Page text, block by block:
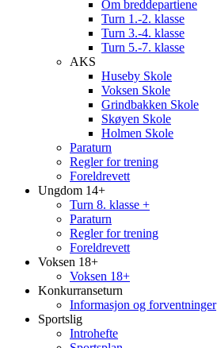
Om breddepartiene
Turn 1.-2. klasse
Turn 3.-4. klasse
Turn 5.-7. klasse
AKS
Huseby Skole
Voksen Skole
Grindbakken Skole
Skøyen Skole
Holmen Skole
Paraturn
Regler for trening
Foreldrevett
Ungdom 14+
Turn 8. klasse +
Paraturn
Regler for trening
Foreldrevett
Voksen 18+
Voksen 18+
Konkurranseturn
Informasjon og forventninger
Sportslig
Introhefte